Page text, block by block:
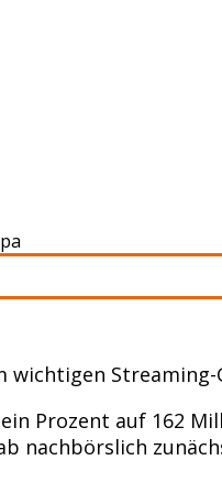
Prozent auf 162
nachbörslich